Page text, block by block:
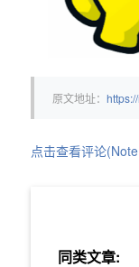
原文地址：
点击查看评论
同类文章: